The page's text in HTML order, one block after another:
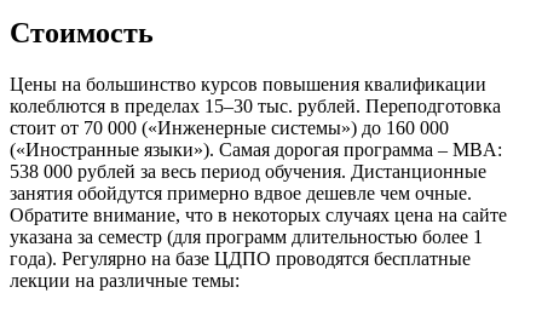
Стоимость
Цены на большинство курсов повышения квалификации
колеблются в пределах 15–30 тыс. рублей. Переподготовка
стоит от 70 000 («Инженерные системы») до 160 000
(«Иностранные языки»). Самая дорогая программа – MBA:
538 000 рублей за весь период обучения. Дистанционные
занятия обойдутся примерно вдвое дешевле чем очные.
Обратите внимание, что в некоторых случаях цена на сайте
указана за семестр (для программ длительностью более 1
года). Регулярно на базе ЦДПО проводятся бесплатные
лекции на различные темы: